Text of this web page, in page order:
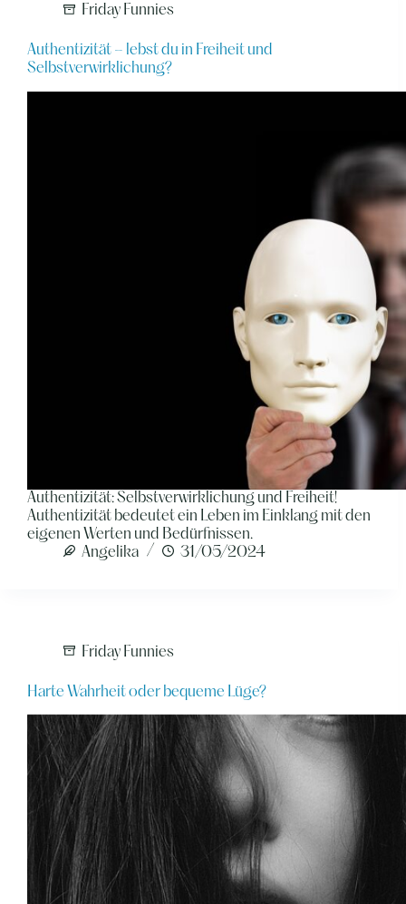
Friday Funnies
Authentizität – lebst du in Freiheit und
Selbstverwirklichung?
Authentizität: Selbstverwirklichung und Freiheit!
Authentizität bedeutet ein Leben im Einklang mit den
eigenen Werten und Bedürfnissen.
Angelika
31/05/2024
Friday Funnies
Harte Wahrheit oder bequeme Lüge?